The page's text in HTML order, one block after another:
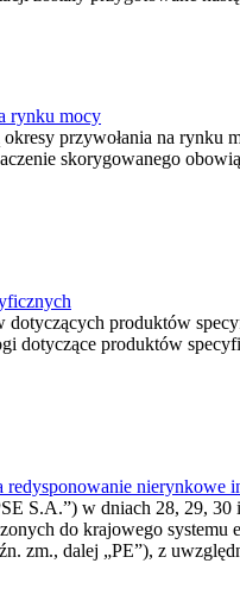
rynku mocy
okresy przywołania na
skorygowanego
produktów
dotyczące produktów
S.A.”) w dniach 28, 29,
do krajowego
zm., dalej „PE”), z